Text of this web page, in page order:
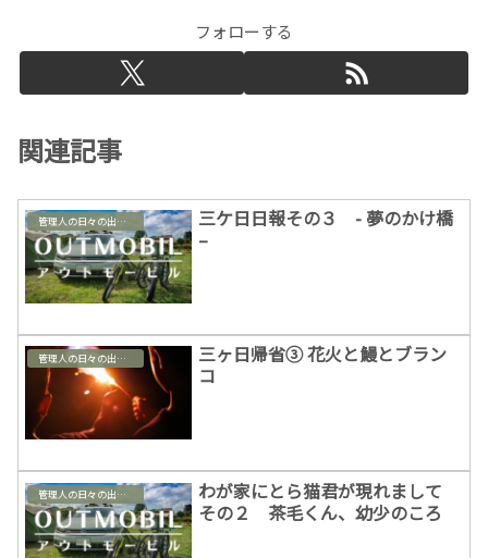
フォローする
関連記事
管理人の日々の出来事
三ケ日日報その３ - 夢のかけ橋
–
管理人の日々の出来事
三ヶ日帰省③ 花火と鰻とブラン
コ
管理人の日々の出来事
わが家にとら猫君が現れまして
その２ 茶毛くん、幼少のころ